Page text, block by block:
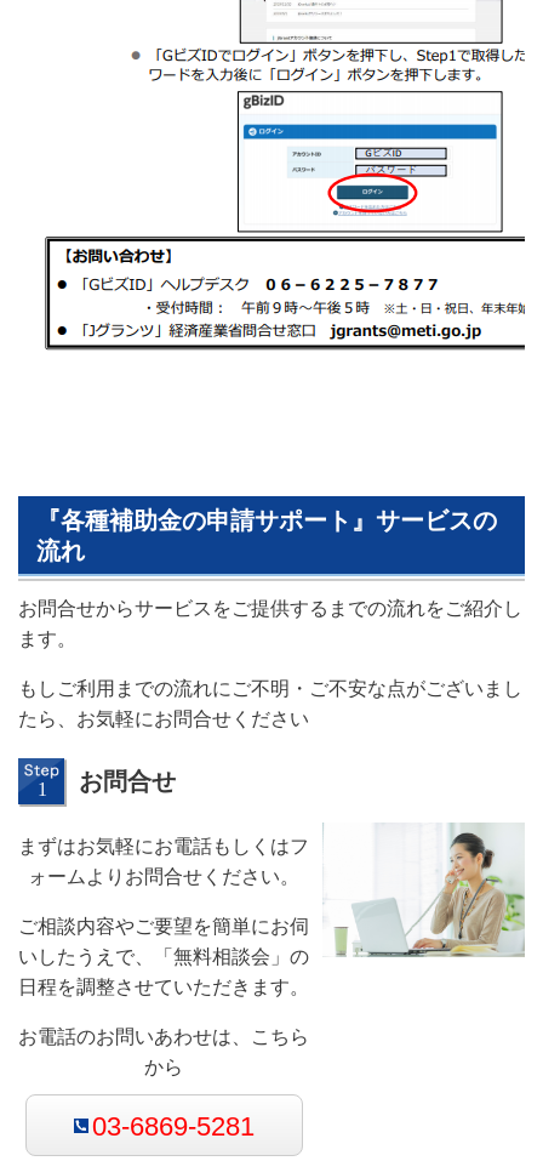
『各種補助金の申請サポート』サービスの
流れ
お問合せからサービスをご提供するまでの流れをご紹介し
ます。
もしご利用までの流れにご不明・ご不安な点がございまし
たら、お気軽にお問合せください
お問合せ
まずはお気軽にお電話もしくはフ
ォームよりお問合せください。
ご相談内容やご要望を簡単にお伺
いしたうえで、「無料相談会」の
日程を調整させていただきます。
お電話のお問いあわせは、こちら
から
03-6869-5281